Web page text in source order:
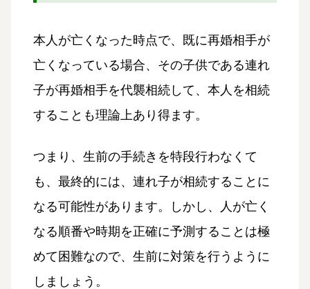
本人が亡くなった時点で、既に再婚相手が
亡くなっている場合、その子供である連れ
子が再婚相手を代襲相続して、本人を相続
することも理論上あり得ます。
つまり、生前の手続きを特段行わなくて
も、最終的には、連れ子が相続することに
なる可能性があります。しかし、人が亡く
なる順番や時期を正確に予測することは極
めて困難なので、生前に対策を行うように
しましょう。